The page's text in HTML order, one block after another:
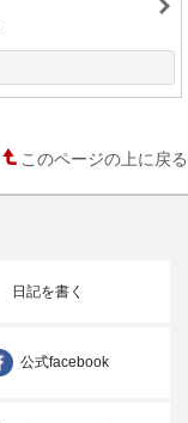
このページの上に戻る
日記を書く
公式facebook